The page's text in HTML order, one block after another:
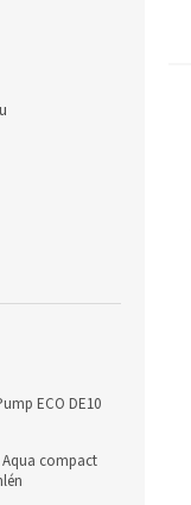
ECO DE10
Aqua compact